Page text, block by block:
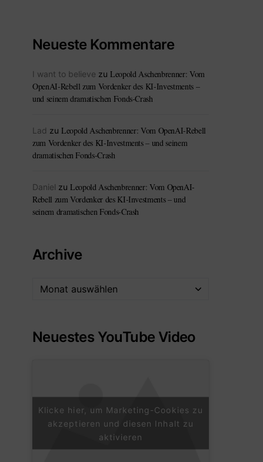
Neueste Kommentare
I want to believe zu Leopold Aschenbrenner: Vom
OpenAI-Rebell zum Vordenker des KI-Investments –
und seinem dramatischen Fonds-Crash
Lad zu Leopold Aschenbrenner: Vom OpenAI-Rebell
zum Vordenker des KI-Investments – und seinem
dramatischen Fonds-Crash
Daniel zu Leopold Aschenbrenner: Vom OpenAI-
Rebell zum Vordenker des KI-Investments – und
seinem dramatischen Fonds-Crash
Archive
Neuestes YouTube Video
Klicke hier, um Marketing-Cookies zu
akzeptieren und diesen Inhalt zu
aktivieren